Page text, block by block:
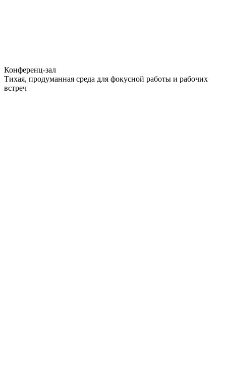
Конференц-зал
Тихая, продуманная среда для фокусной работы и рабочих
встреч